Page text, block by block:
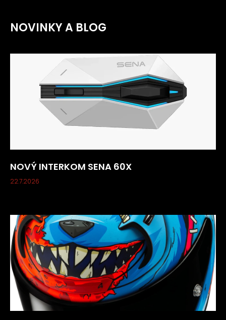
NOVINKY A BLOG
NOVÝ INTERKOM SENA 60X
22.7.2026